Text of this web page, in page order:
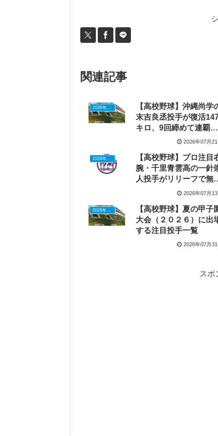
関連記事
【高校野球】沖縄尚学
末吉良丞投手が復活
キロ、9回締めて連覇を
目指す夏の甲子園へ
2026年07月
2026年ドラフトニュース
【高校野球】プロ注目
腕・千里青雲高の一針
人投手がリリーフで無
点、東京ヤクルト・北
2026年07月
【高校野球】夏の甲子
大会（２０２６）に出
する注目投手一覧
2026年07月
スポ